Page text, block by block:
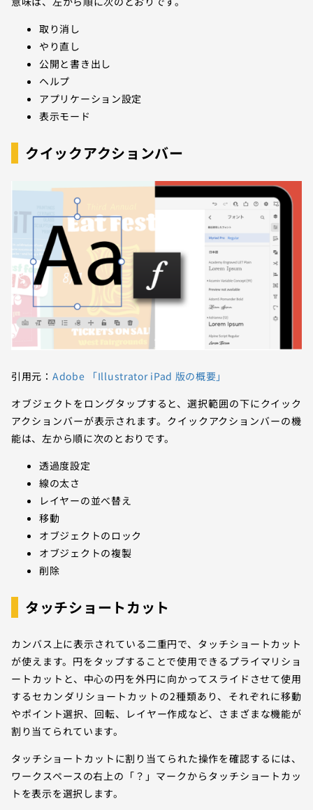
取り消し
やり直し
公開と書き出し
ヘルプ
アプリケーション設定
表示モード
クイックアクションバー
引用元： Adobe 「Illustrator iPad 版の概要」
オブジェクトをロングタップすると、選択範囲の下にクイック
アクションバーが表示されます。クイックアクションバーの機
能は、左から順に次のとおりです。
透過度設定
線の太さ
レイヤーの並べ替え
移動
オブジェクトのロック
オブジェクトの複製
削除
タッチショートカット
カンバス上に表示されている二重円で、タッチショートカット
が使えます。円をタップすることで使用できるプライマリショ
ートカットと、中心の円を外円に向かってスライドさせて使用
するセカンダリショートカットの2種類あり、それぞれに移動
やポイント選択、回転、レイヤー作成など、さまざまな機能が
割り当てられています。
タッチショートカットに割り当てられた操作を確認するには、
ワークスペースの右上の「？」マークからタッチショートカッ
トを表示を選択します。